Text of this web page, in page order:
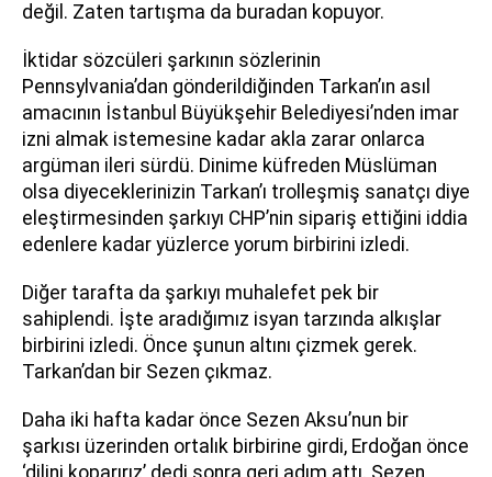
değil. Zaten tartışma da buradan kopuyor.
İktidar sözcüleri şarkının sözlerinin
Pennsylvania’dan gönderildiğinden Tarkan’ın asıl
amacının İstanbul Büyükşehir Belediyesi’nden imar
izni almak istemesine kadar akla zarar onlarca
argüman ileri sürdü. Dinime küfreden Müslüman
olsa diyeceklerinizin Tarkan’ı trolleşmiş sanatçı diye
eleştirmesinden şarkıyı CHP’nin sipariş ettiğini iddia
edenlere kadar yüzlerce yorum birbirini izledi.
Diğer tarafta da şarkıyı muhalefet pek bir
sahiplendi. İşte aradığımız isyan tarzında alkışlar
birbirini izledi. Önce şunun altını çizmek gerek.
Tarkan’dan bir Sezen çıkmaz.
Daha iki hafta kadar önce Sezen Aksu’nun bir
şarkısı üzerinden ortalık birbirine girdi, Erdoğan önce
‘dilini koparırız’ dedi sonra geri adım attı. Sezen